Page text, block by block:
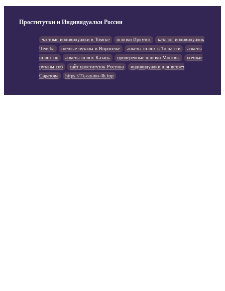
Проститутки и Индивидуалки России
частные индивидуалки в Томске шлюхи Иркутск
каталог индивидуалок
Челяба
ночные путаны в Воронеже анкеты шлюх в Тольятти
анкеты
шлюх нн
анкеты шлюх Казань проверенные шлюхи Москвы
ночные
путаны спб
сайт проституток Ростова
индивидуалки для встреч
Саратова
https://7k-casino-4h.top